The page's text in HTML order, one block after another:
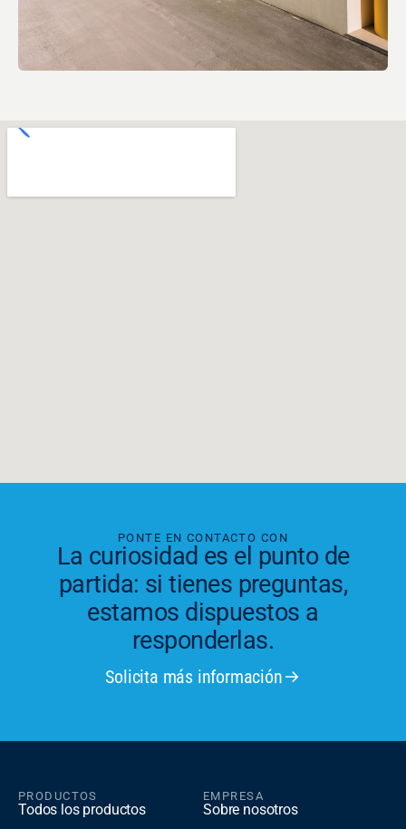
PONTE EN CONTACTO CON
La curiosidad es el punto de
partida: si tienes preguntas,
estamos dispuestos a
responderlas.
Solicita más información
PRODUCTOS
Todos los productos
EMPRESA
Sobre nosotros